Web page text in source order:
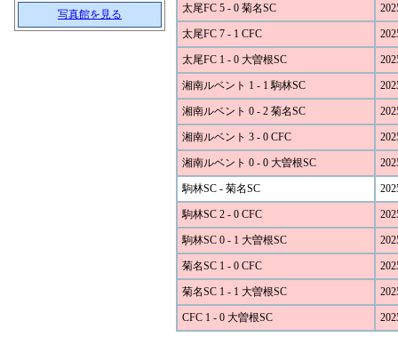
写真館を見る 太尾FC 5 - 0 菊名SC
太尾FC 7 - 1 CFC
太尾FC 1 - 0 大曽根SC
湘南ルベント 1 - 1 駒林SC
湘南ルベント 0 - 2 菊名SC
湘南ルベント 3 - 0 CFC
湘南ルベント 0 - 0 大曽根SC
駒林SC - 菊名SC
駒林SC 2 - 0 CFC
駒林SC 0 - 1 大曽根SC
菊名SC 1 - 0 CFC
菊名SC 1 - 1 大曽根SC
CFC 1 - 0 大曽根SC